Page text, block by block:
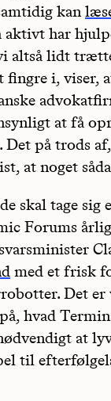
kan
aktivt har
altså lidt
fingre i, viser,
at få
Det på trods
at noget
skal tage
Forums
med et frisk
Det er
hvad
at
til